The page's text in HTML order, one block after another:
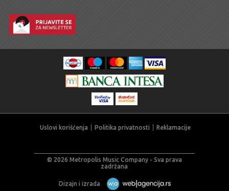
© 2026 Metropolis Music Company - Sva prava
zadržana
Uslovi korišćenja Politika privatnosti Reklamacije
Dizajn i izrada